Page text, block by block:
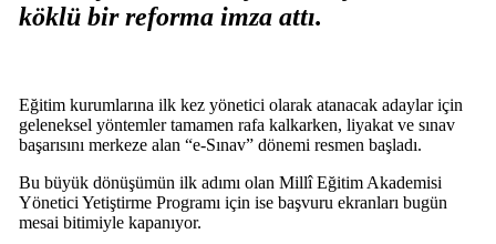
köklü bir reforma imza attı.
Eğitim kurumlarına ilk kez yönetici olarak atanacak adaylar için
geleneksel yöntemler tamamen rafa kalkarken, liyakat ve sınav
başarısını merkeze alan “e-Sınav” dönemi resmen başladı.
Bu büyük dönüşümün ilk adımı olan Millî Eğitim Akademisi
Yönetici Yetiştirme Programı için ise başvuru ekranları bugün
mesai bitimiyle kapanıyor.